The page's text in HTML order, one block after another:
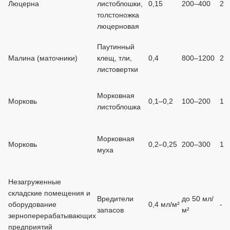
Люцерна
листоблошки,
толстоножка
люцерновая
0,15 200–400 2
Малина (маточники)
Паутинный
клещ, тли,
листовертки
0,4 800–1200 2
Морковь
Морковная
листоблошка
0,1–0,2 100–200 1
Морковь
Морковная
муха
0,2–0,25 200–300 1
Незагруженные
складские помещения и
оборудование
зерноперерабатывающих
предприятий
Вредители
запасов
0,4 мл/м²
до 50 мл/
м²
-